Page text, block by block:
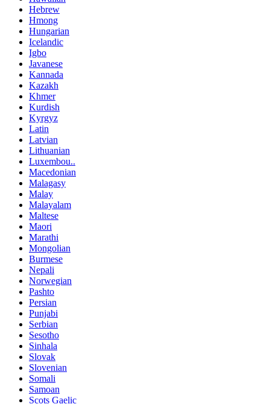
Hebrew
Hmong
Hungarian
Icelandic
Igbo
Javanese
Kannada
Kazakh
Khmer
Kurdish
Kyrgyz
Latin
Latvian
Lithuanian
Luxembou..
Macedonian
Malagasy
Malay
Malayalam
Maltese
Maori
Marathi
Mongolian
Burmese
Nepali
Norwegian
Pashto
Persian
Punjabi
Serbian
Sesotho
Sinhala
Slovak
Slovenian
Somali
Samoan
Scots Gaelic